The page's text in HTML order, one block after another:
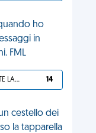
ho
in
FML
SVEGLIATI, TE LA SEI CERCATA! 14
cestello dei
la tapparella